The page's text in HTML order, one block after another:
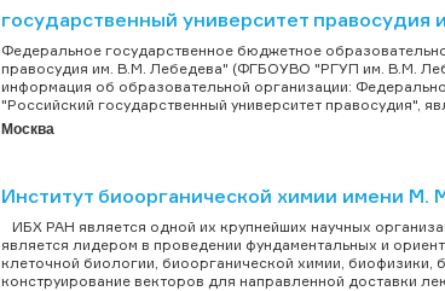
государственный университет
Федеральное государственное бюджетное
правосудия им. В.М. Лебедева" (ФГБОУВО "РГУП им. В.М.
информация об образовательной организации:
"Российский государственный университет правосудия",
Москва
Институт биоорганической химии имени
ИБХ РАН является одной их крупнейших научных
является лидером в проведении фундаментальных и
клеточной биологии, биоорганической химии, биофизики,
конструирование векторов для направленной доставки